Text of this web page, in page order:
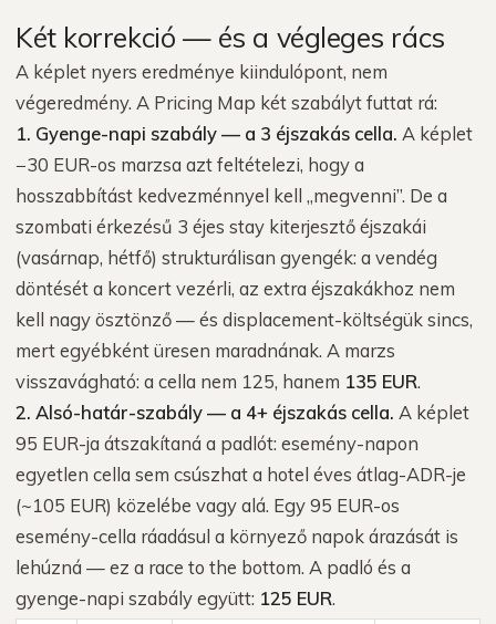
Két korrekció — és a végleges rács
A képlet nyers eredménye kiindulópont, nem
végeredmény. A Pricing Map két szabályt futtat rá:
1. Gyenge-napi szabály — a 3 éjszakás cella. A képlet
−30 EUR-os marzsa azt feltételezi, hogy a
hosszabbítást kedvezménnyel kell „megvenni”. De a
szombati érkezésű 3 éjes stay kiterjesztő éjszakái
(vasárnap, hétfő) strukturálisan gyengék: a vendég
döntését a koncert vezérli, az extra éjszakákhoz nem
kell nagy ösztönző — és displacement-költségük sincs,
mert egyébként üresen maradnának. A marzs
visszavágható: a cella nem 125, hanem 135 EUR.
2. Alsó-határ-szabály — a 4+ éjszakás cella. A képlet
95 EUR-ja átszakítaná a padlót: esemény-napon
egyetlen cella sem csúszhat a hotel éves átlag-ADR-je
(~105 EUR) közelébe vagy alá. Egy 95 EUR-os
esemény-cella ráadásul a környező napok árazását is
lehúzná — ez a race to the bottom. A padló és a
gyenge-napi szabály együtt: 125 EUR.